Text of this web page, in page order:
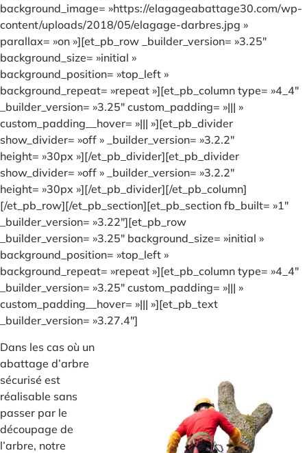
background_image= »https://elagageabattage30.com/wp-
content/uploads/2018/05/elagage-darbres.jpg »
parallax= »on »][et_pb_row _builder_version= »3.25″
background_size= »initial »
background_position= »top_left »
background_repeat= »repeat »][et_pb_column type= »4_4″
_builder_version= »3.25″ custom_padding= »||| »
custom_padding__hover= »||| »][et_pb_divider
show_divider= »off » _builder_version= »3.2.2″
height= »30px »][/et_pb_divider][et_pb_divider
show_divider= »off » _builder_version= »3.2.2″
height= »30px »][/et_pb_divider][/et_pb_column]
[/et_pb_row][/et_pb_section][et_pb_section fb_built= »1″
_builder_version= »3.22″][et_pb_row
_builder_version= »3.25″ background_size= »initial »
background_position= »top_left »
background_repeat= »repeat »][et_pb_column type= »4_4″
_builder_version= »3.25″ custom_padding= »||| »
custom_padding__hover= »||| »][et_pb_text
_builder_version= »3.27.4″]
Dans les cas où un
abattage d’arbre
sécurisé est
réalisable sans
passer par le
découpage de
l’arbre, notre